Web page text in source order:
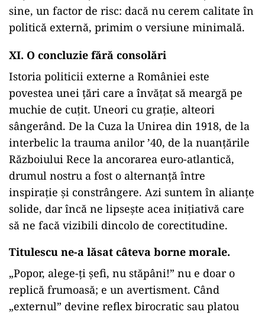
sine, un factor de risc: dacă nu cerem calitate în
politică externă, primim o versiune minimală.
XI. O concluzie fără consolări
Istoria politicii externe a României este
povestea unei țări care a învățat să meargă pe
muchie de cuțit. Uneori cu grație, alteori
sângerând. De la Cuza la Unirea din 1918, de la
interbelic la trauma anilor ’40, de la nuanțările
Războiului Rece la ancorarea euro-atlantică,
drumul nostru a fost o alternanță între
inspirație și constrângere. Azi suntem în alianțe
solide, dar încă ne lipsește acea inițiativă care
să ne facă vizibili dincolo de corectitudine.
Titulescu ne-a lăsat câteva borne morale.
„Popor, alege-ți șefi, nu stăpâni!” nu e doar o
replică frumoasă; e un avertisment. Când
„externul” devine reflex birocratic sau platou